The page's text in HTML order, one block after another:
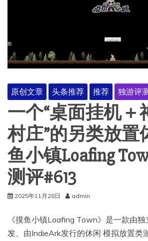
原创文章 头条推荐 推荐 独游评测
一个“桌面挂机＋
村庄”的另类放置
鱼小镇Loafing
测评#613
2025年11月28日 admin
《摸鱼小镇Loafing Town》是一款由
发、由IndieArk发行的休闲 模拟放置类